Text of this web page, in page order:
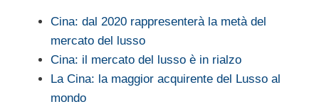
Cina: dal 2020 rappresenterà la metà del
mercato del lusso
Cina: il mercato del lusso è in rialzo
La Cina: la maggior acquirente del Lusso al
mondo